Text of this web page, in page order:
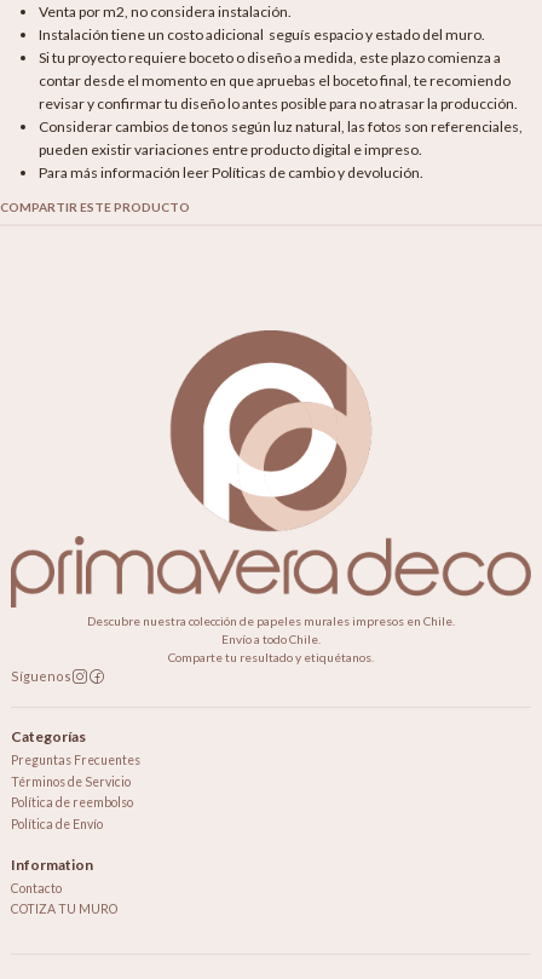
Venta por m2, no considera instalación.
Instalación tiene un costo adicional seguís espacio y estado del muro.
Si tu proyecto requiere boceto o diseño a medida, este plazo comienza a
contar desde el momento en que apruebas el boceto final, te recomiendo
revisar y confirmar tu diseño lo antes posible para no atrasar la producción.
Considerar cambios de tonos según luz natural, las fotos son referenciales,
pueden existir variaciones entre producto digital e impreso.
Para más información leer Políticas de cambio y devolución.
COMPARTIR ESTE PRODUCTO
Descubre nuestra colección de papeles murales impresos en Chile.
Envío a todo Chile.
Comparte tu resultado y etiquétanos.
Síguenos
Categorías
Preguntas Frecuentes
Términos de Servicio
Política de reembolso
Política de Envío
Information
Contacto
COTIZA TU MURO